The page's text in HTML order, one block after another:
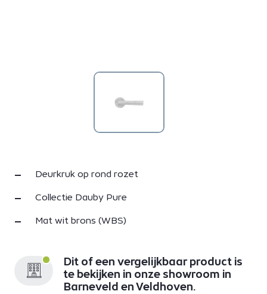
Deurkruk op rond rozet
Collectie Dauby Pure
Mat wit brons (WBS)
Dit of een vergelijkbaar product is
te bekijken in onze showroom in
Barneveld en Veldhoven.